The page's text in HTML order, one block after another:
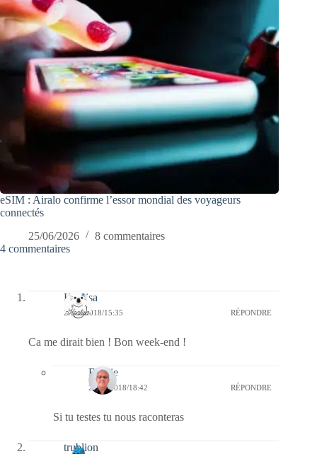
eSIM : Airalo confirme l’essor mondial des voyageurs
connectés
25/06/2026
8 commentaires
4 commentaires
Koalisa
22/09/2018/15:35 RÉPONDRE
Ca me dirait bien ! Bon week-end !
Bernie
23/09/2018/18:42 RÉPONDRE
Si tu testes tu nous raconteras
trublion